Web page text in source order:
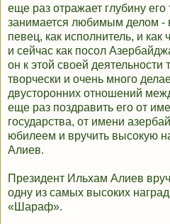
еще раз отражает глубину
занимается любимым делом -
певец, как исполнитель, и как
и сейчас как посол
он к этой своей
творчески и очень много
двусторонних отношений
еще раз поздравить его от
государства, от имени
юбилеем и вручить высокую
Алиев.
Президент Ильхам Алиев
одну из самых высоких
«Шараф».